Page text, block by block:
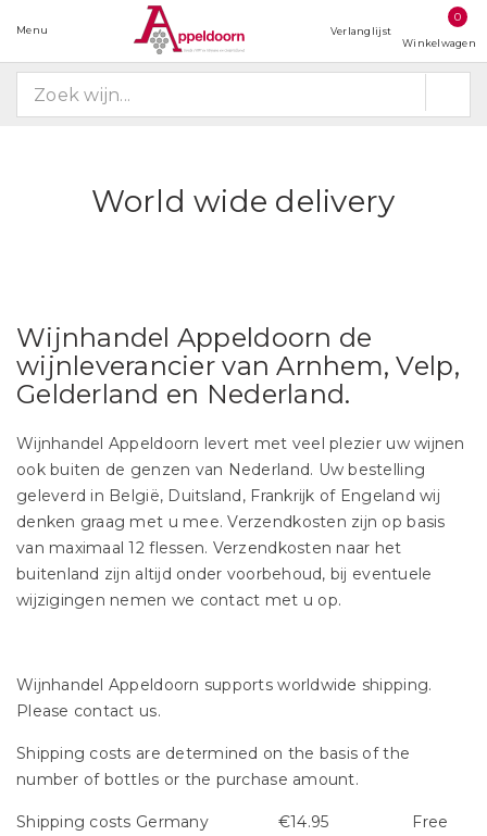
Menu Verlanglijst
0
Winkelwagen
World wide delivery
Wijnhandel Appeldoorn de
wijnleverancier van Arnhem, Velp,
Gelderland en Nederland.
Wijnhandel Appeldoorn levert met veel plezier uw wijnen
ook buiten de genzen van Nederland. Uw bestelling
geleverd in België, Duitsland, Frankrijk of Engeland wij
denken graag met u mee. Verzendkosten zijn op basis
van maximaal 12 flessen. Verzendkosten naar het
buitenland zijn altijd onder voorbehoud, bij eventuele
wijzigingen nemen we contact met u op.
Wijnhandel Appeldoorn supports worldwide shipping.
Please contact us.
Shipping costs are determined on the basis of the
number of bottles or the purchase amount.
Shipping costs Germany €14.95 Free